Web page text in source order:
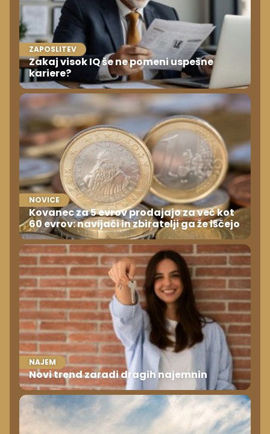
ZAPOSLITEV
Zakaj visok IQ še ne pomeni uspešne
kariere?
NOVICE
Kovanec za 5 evrov prodajajo za več kot
60 evrov: navijači in zbiratelji ga že iščejo
NAJEM
Novi trend zaradi dragih najemnin